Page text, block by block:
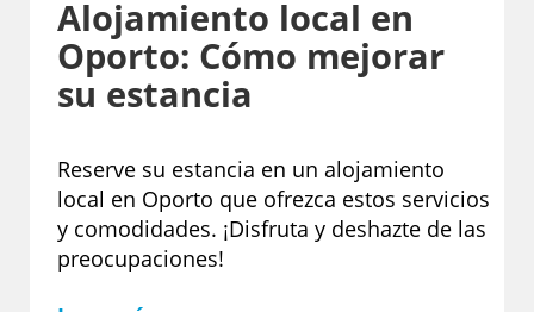
Alojamiento local en
Oporto: Cómo mejorar
su estancia
Reserve su estancia en un alojamiento
local en Oporto que ofrezca estos servicios
y comodidades. ¡Disfruta y deshazte de las
preocupaciones!